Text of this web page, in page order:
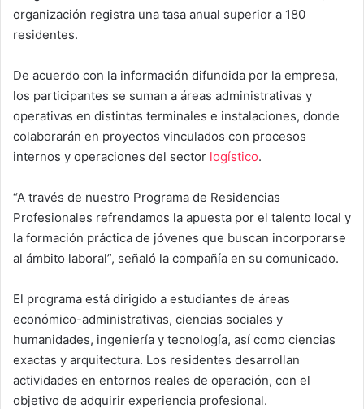
organización registra una tasa anual superior a 180
residentes.
De acuerdo con la información difundida por la empresa,
los participantes se suman a áreas administrativas y
operativas en distintas terminales e instalaciones, donde
colaborarán en proyectos vinculados con procesos
internos y operaciones del sector logístico.
“A través de nuestro Programa de Residencias
Profesionales refrendamos la apuesta por el talento local y
la formación práctica de jóvenes que buscan incorporarse
al ámbito laboral”, señaló la compañía en su comunicado.
El programa está dirigido a estudiantes de áreas
económico-administrativas, ciencias sociales y
humanidades, ingeniería y tecnología, así como ciencias
exactas y arquitectura. Los residentes desarrollan
actividades en entornos reales de operación, con el
objetivo de adquirir experiencia profesional.